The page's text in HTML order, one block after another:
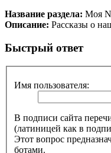
Название раздела: Моя
Описание: Рассказы о
Быстрый ответ
Имя пользователя:
В подписи сайта
(латиницей как в
Этот вопрос
ботами.